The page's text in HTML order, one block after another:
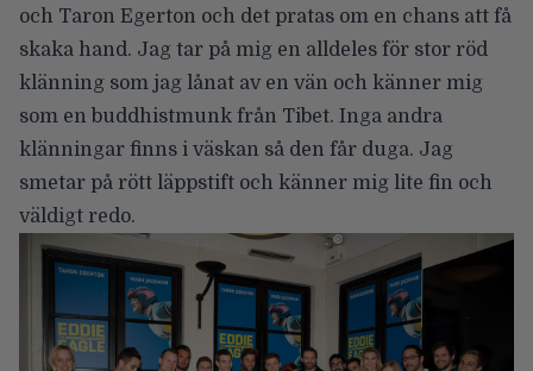
och Taron Egerton och det pratas om en chans att få
skaka hand. Jag tar på mig en alldeles för stor röd
klänning som jag lånat av en vän och känner mig
som en buddhistmunk från Tibet. Inga andra
klänningar finns i väskan så den får duga. Jag
smetar på rött läppstift och känner mig lite fin och
väldigt redo.